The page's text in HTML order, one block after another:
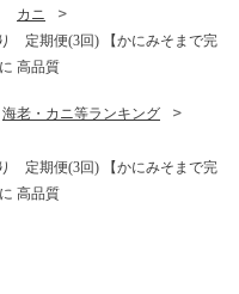
カニ
定期便(3回) 【かにみそまで完
高品質
海老・カニ等ランキング
定期便(3回) 【かにみそまで完
高品質